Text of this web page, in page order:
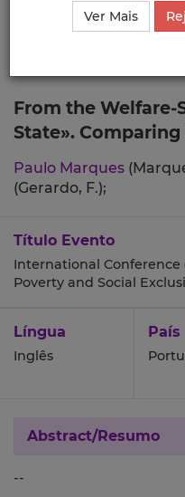
Ciência_Iscte
da Comunicação
From the
State».
Paulo Marques
(Gerardo, F.);
Título Evento
International Conference
Poverty and Social
Língua
Inglês
País
Abstract/Resumo
--
Ver Mais